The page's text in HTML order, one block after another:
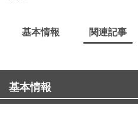
基本情報 関連記事
基本情報